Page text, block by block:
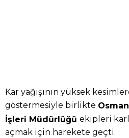
Kar yağışının yüksek
göstermesiyle birlikte
İşleri Müdürlüğü ekipleri
açmak için harekete geçti.